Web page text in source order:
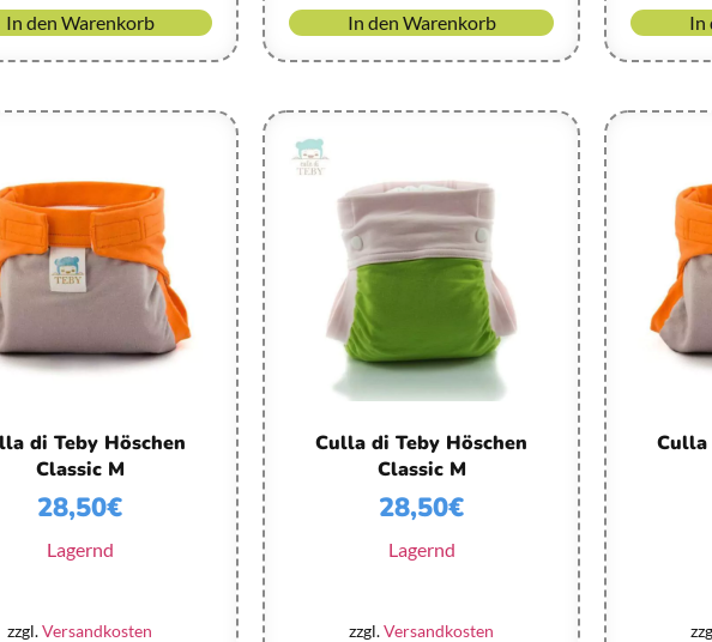
In den Warenkorb In den Warenkorb In
di Teby Höschen
Classic M
28,50€
Lagernd
zzgl.Versandkosten
Culla di Teby Höschen
Classic M
28,50€
Lagernd
zzgl.Versandkosten
Culla